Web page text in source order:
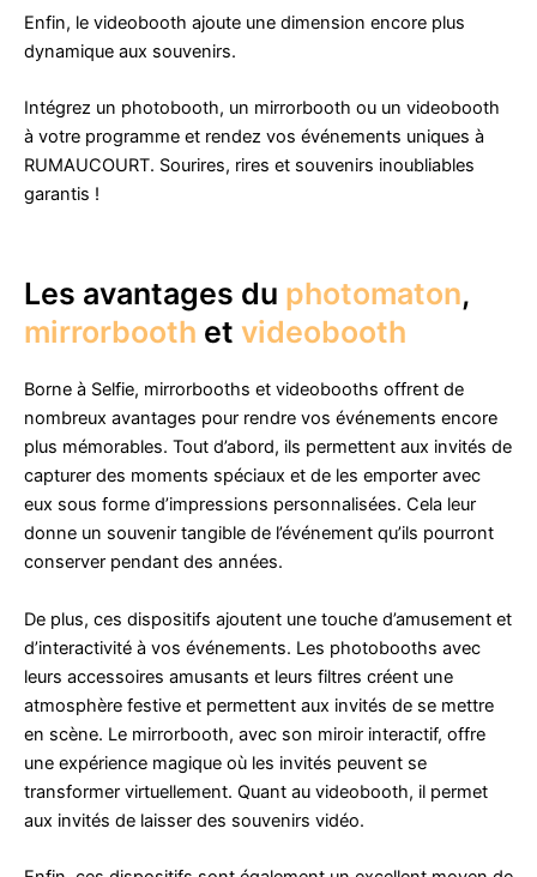
Enfin, le videobooth ajoute une dimension encore plus
dynamique aux souvenirs.
Intégrez un photobooth, un mirrorbooth ou un videobooth
à votre programme et rendez vos événements uniques à
RUMAUCOURT. Sourires, rires et souvenirs inoubliables
garantis !
Les avantages du photomaton,
mirrorbooth et videobooth
Borne à Selfie, mirrorbooths et videobooths offrent de
nombreux avantages pour rendre vos événements encore
plus mémorables. Tout d’abord, ils permettent aux invités de
capturer des moments spéciaux et de les emporter avec
eux sous forme d’impressions personnalisées. Cela leur
donne un souvenir tangible de l’événement qu’ils pourront
conserver pendant des années.
De plus, ces dispositifs ajoutent une touche d’amusement et
d’interactivité à vos événements. Les photobooths avec
leurs accessoires amusants et leurs filtres créent une
atmosphère festive et permettent aux invités de se mettre
en scène. Le mirrorbooth, avec son miroir interactif, offre
une expérience magique où les invités peuvent se
transformer virtuellement. Quant au videobooth, il permet
aux invités de laisser des souvenirs vidéo.